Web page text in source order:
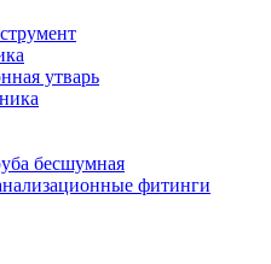
утварь
бесшумная
фитинги